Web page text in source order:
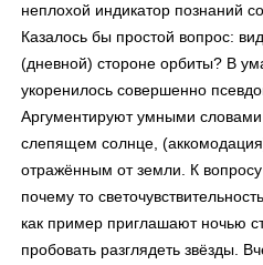
неплохой индикатор познаний
Казалось бы простой вопрос:
(дневной) стороне орбиты? В
укоренилось совершенно
Аргументируют умными словами
слепящем солнце,
отражённым от земли. К
почему то
как пример приглашают ночью
пробовать разглядеть звёзды.